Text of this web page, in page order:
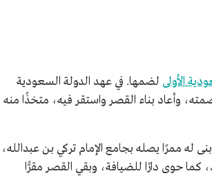
الأولى لضمها. في عهد الدولة السعودية
وأعاد بناء القصر واستقر فيه، متخذًا منه
ممرًا يصله بجامع الإمام تركي بن عبدالله،
كما حوى دارًا للضيافة، وبقي القصر مقرًّا